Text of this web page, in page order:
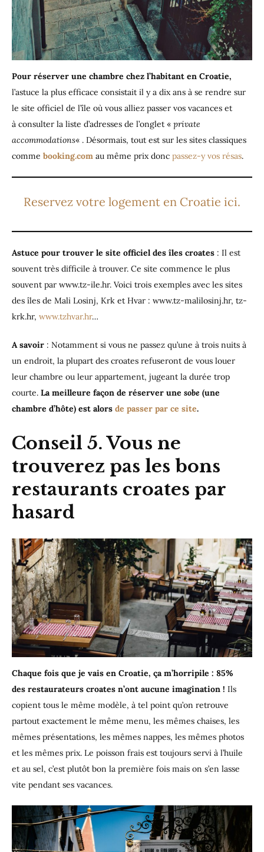
Pour réserver une chambre chez l’habitant en Croatie,
l’astuce la plus efficace consistait il y a dix ans à se rendre sur
le site officiel de l’île où vous alliez passer vos vacances et
à consulter la liste d’adresses de l’onglet « private
accommodations« . Désormais, tout est sur les sites classiques
comme booking.com au même prix donc passez-y vos résas.
Reservez votre logement en Croatie ici.
Astuce pour trouver le site officiel des îles croates : Il est
souvent très difficile à trouver. Ce site commence le plus
souvent par www.tz-ile.hr. Voici trois exemples avec les sites
des îles de Mali Losinj, Krk et Hvar : www.tz-malilosinj.hr, tz-
krk.hr, www.tzhvar.hr…
A savoir : Notamment si vous ne passez qu’une à trois nuits à
un endroit, la plupart des croates refuseront de vous louer
leur chambre ou leur appartement, jugeant la durée trop
courte. La meilleure façon de réserver une sobe (une
chambre d’hôte) est alors de passer par ce site.
Conseil 5. Vous ne
trouverez pas les bons
restaurants croates par
hasard
Chaque fois que je vais en Croatie, ça m’horripile : 85%
des restaurateurs croates n’ont aucune imagination ! Ils
copient tous le même modèle, à tel point qu’on retrouve
partout exactement le même menu, les mêmes chaises, les
mêmes présentations, les mêmes nappes, les mêmes photos
et les mêmes prix. Le poisson frais est toujours servi à l’huile
et au sel, c’est plutôt bon la première fois mais on s’en lasse
vite pendant ses vacances.